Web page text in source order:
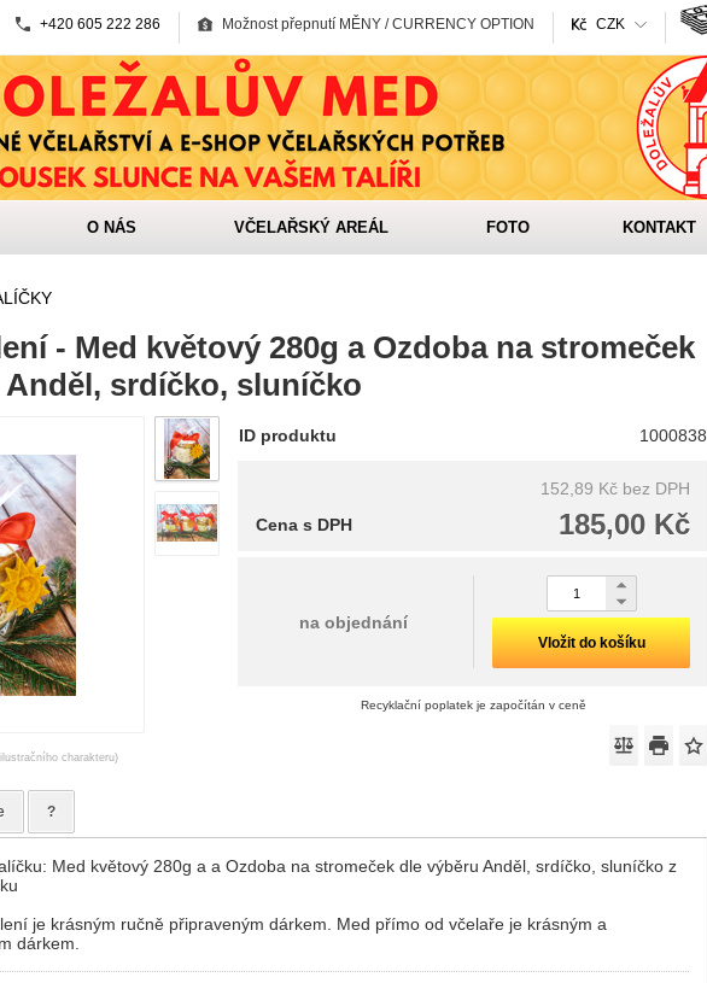
+420 605 222 286 Možnost přepnutí MĚNY / CURRENCY OPTION CZK
O NÁS VČELAŘSKÝ AREÁL FOTO KONTAKT
- Med květový 280g a Ozdoba na stromeček
srdíčko, sluníčko
charakteru)
ID produktu 1000838
152,89 Kč bez DPH
185,00 Kč
Cena s DPH
na objednání
Vložit do košíku
Recyklační poplatek je započítán v ceně
?
Med květový 280g a a Ozdoba na stromeček dle výběru Anděl, srdíčko, sluníčko z
je krásným ručně připraveným dárkem. Med přímo od včelaře je krásným a
dárkem.